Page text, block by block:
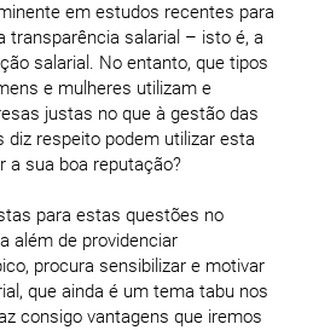
em estudos recentes para
transparência salarial – isto é, a
salarial. No entanto, que tipos
e mulheres utilizam e
justas no que à gestão das
diz respeito podem utilizar esta
a sua boa reputação?
para estas questões no
além de providenciar
procura sensibilizar e motivar
que ainda é um tema tabu nos
consigo vantagens que iremos